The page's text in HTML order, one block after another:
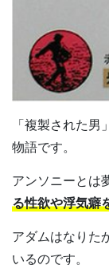
「複製された男
物語です。
アンソニーとは
る性欲や浮気癖
アダムはなりた
いるのです。